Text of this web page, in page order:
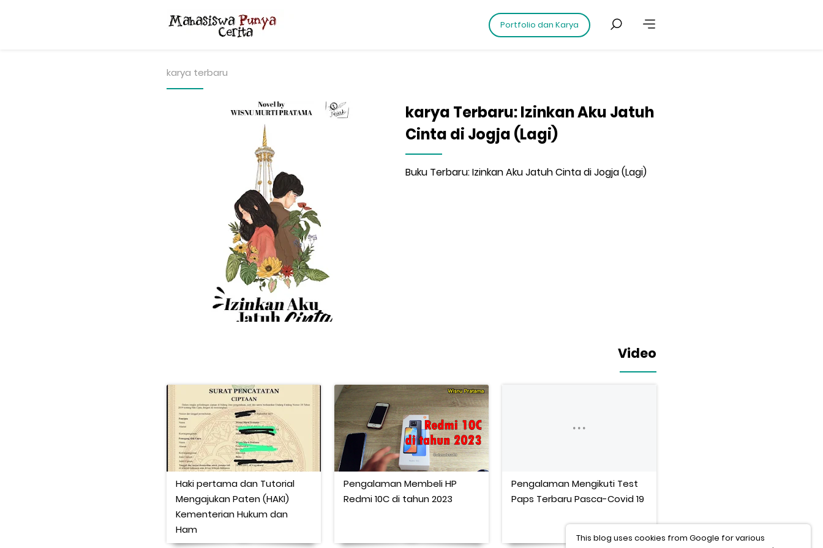
Portfolio dan Karya
karya terbaru
karya Terbaru: Izinkan Aku Jatuh
Cinta di Jogja (Lagi)
Buku Terbaru: Izinkan Aku Jatuh Cinta di Jogja (Lagi)
Video
Haki pertama dan Tutorial
Mengajukan Paten (HAKI)
Kementerian Hukum dan
Ham
Pengalaman Membeli HP
Redmi 10C di tahun 2023
Pengalaman Mengikuti Test
Paps Terbaru Pasca-Covid 19
This blog uses cookies from Google for various